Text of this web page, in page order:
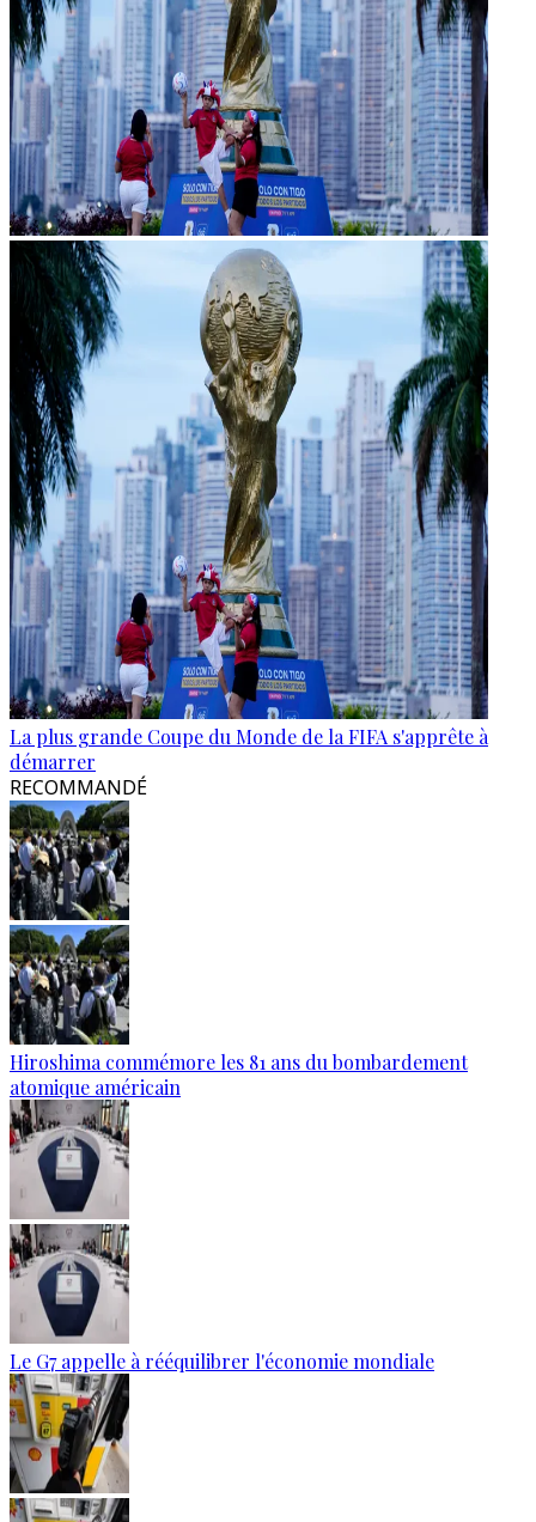
La plus grande Coupe du Monde de la FIFA s'apprête à
démarrer
RECOMMANDÉ
Hiroshima commémore les 81 ans du bombardement
atomique américain
Le G7 appelle à rééquilibrer l'économie mondiale